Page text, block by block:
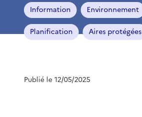
Information Environnement
Planification Aires protégées
Publié le 12/05/2025